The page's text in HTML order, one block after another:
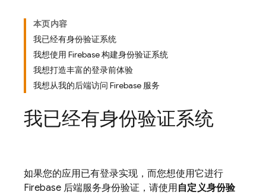
本页内容
我已经有身份验证系统
我想使用 Firebase 构建身份验证系统
我想打造丰富的登录前体验
我想从我的后端访问 Firebase 服务
我已经有身份验证系统
如果您的应用已有登录实现，而您想使用它进行
Firebase 后端服务身份验证，请使用自定义身份验